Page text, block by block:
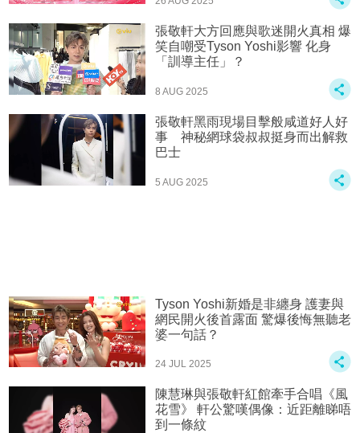
張敬軒大方回應與歌迷開火真相 爆
笑自嘲受Tyson Yoshi影響 化身
「訓導主任」？
8 AUG 2025
張敬軒黑雨現場目擊般咸道好人好
事 神秘網球袋叔叔挺身而出解救
巴士
5 AUG 2025
Tyson Yoshi新婚是非纏身 護妻與
網民開火後首露面 驚爆後悔無聽老
婆一句話？
24 JUL 2025
陳慧琳與張敬軒紅館牽手合唱《風
花雪》 軒公驚嘆偶像：近距離睇唔
到一條紋